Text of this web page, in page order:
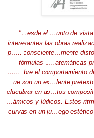
"…esde el …unto de
interesantes las obras
p….. consciente…mente
fórmulas …..atemáticas
……..bre el comportamiento
ue son un ex…lente
elucubrar en as…tos
…ámicos y lúdicos. Estos
curvas en un ju…ego